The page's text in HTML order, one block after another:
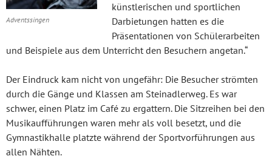
Adventssingen
künstlerischen und sportlichen
Darbietungen hatten es die
Präsentationen von Schülerarbeiten
und Beispiele aus dem Unterricht den Besuchern angetan.“
Der Eindruck kam nicht von ungefähr: Die Besucher strömten
durch die Gänge und Klassen am Steinadlerweg. Es war
schwer, einen Platz im Café zu ergattern. Die Sitzreihen bei den
Musikaufführungen waren mehr als voll besetzt, und die
Gymnastikhalle platzte während der Sportvorführungen aus
allen Nähten.